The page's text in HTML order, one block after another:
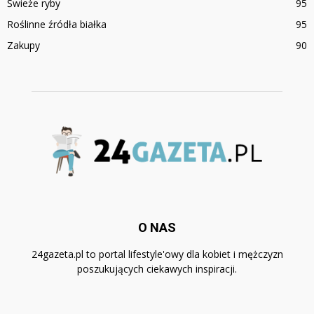
Świeże ryby
95
Roślinne źródła białka
95
Zakupy
90
O NAS
24gazeta.pl to portal lifestyle'owy dla kobiet i mężczyzn
poszukujących ciekawych inspiracji.